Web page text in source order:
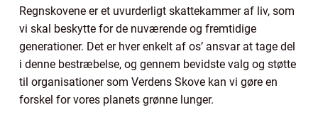
Regnskovene er et uvurderligt skattekammer af liv, som
vi skal beskytte for de nuværende og fremtidige
generationer. Det er hver enkelt af os’ ansvar at tage del
i denne bestræbelse, og gennem bevidste valg og støtte
til organisationer som Verdens Skove kan vi gøre en
forskel for vores planets grønne lunger.